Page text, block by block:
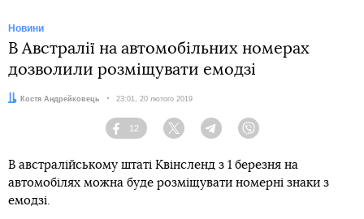
Новини
В Австралії на автомобільних номерах
дозволили розміщувати емодзі
Автор:Костя Андрейковець Дата:
23:01, 20 лютого 2019
Facebook
12
Twitter TelegramViber
В австралійському штаті Квінсленд з 1 березня на
автомобілях можна буде розміщувати номерні знаки з
емодзі.